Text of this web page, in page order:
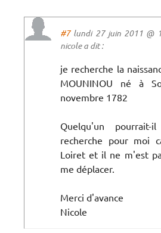
#7lundi 27 juin 2011 @
nicole a dit :
je recherche la
MOUNINOU né à
novembre 1782
Quelqu'un
recherche pour moi
Loiret et il ne m'est
me déplacer.
Merci d'avance
Nicole